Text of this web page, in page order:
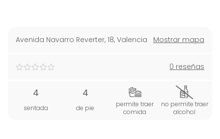
Avenida Navarro Reverter, 18, Valencia Mostrar mapa
0 reseñas
4
sentada
4
de pie
permite traer
comida
no permite traer
alcohol